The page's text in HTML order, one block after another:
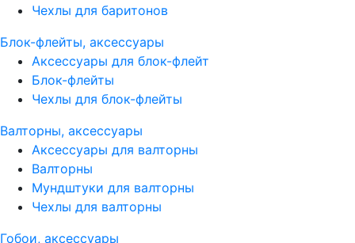
Чехлы для баритонов
Блок-флейты, аксессуары
Аксессуары для блок-флейт
Блок-флейты
Чехлы для блок-флейты
Валторны, аксессуары
Аксессуары для валторны
Валторны
Мундштуки для валторны
Чехлы для валторны
Гобои, аксессуары